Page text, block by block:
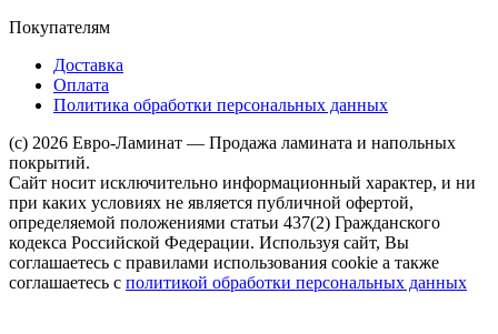
Покупателям
Доставка
Оплата
Политика обработки персональных данных
(c) 2026 Евро-Ламинат — Продажа ламината и напольных
покрытий.
Сайт носит исключительно информационный характер, и ни
при каких условиях не является публичной офертой,
определяемой положениями статьи 437(2) Гражданского
кодекса Российской Федерации. Используя сайт, Вы
соглашаетесь с правилами использования cookie а также
соглашаетесь с политикой обработки персональных данных